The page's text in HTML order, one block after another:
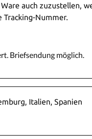
auch zuzustellen,
Tracking-Nummer.
Briefsendung möglich.
Italien, Spanien